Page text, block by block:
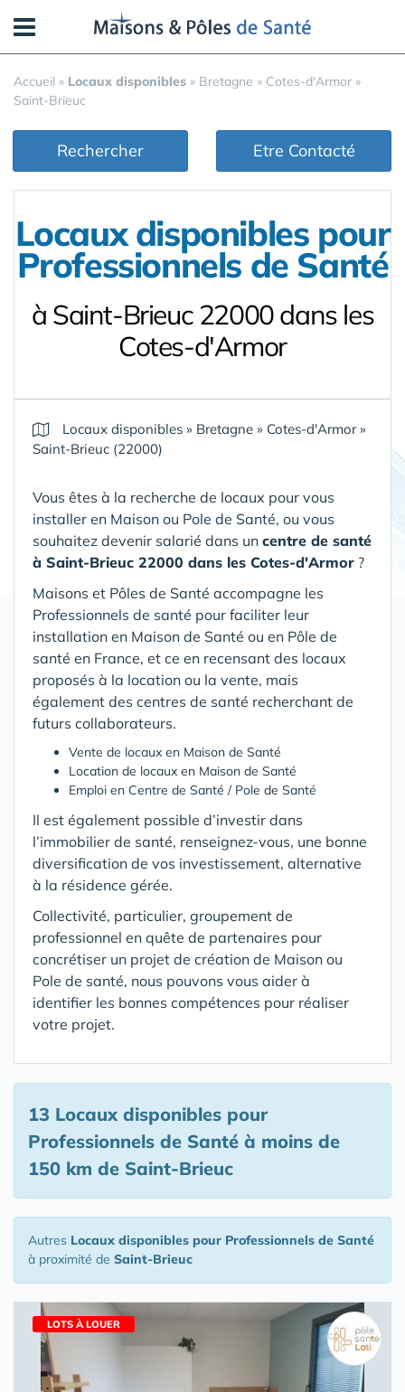
Accueil » Locaux disponibles » Bretagne » Cotes-d'Armor »
Saint-Brieuc
Rechercher Etre Contacté
Locaux disponibles pour
Professionnels de Santé
à Saint-Brieuc 22000 dans les
Cotes-d'Armor
Locaux disponibles » Bretagne » Cotes-d'Armor»
Saint-Brieuc (22000)
Vous êtes à la recherche de locaux pour vous
installer en Maison ou Pole de Santé, ou vous
souhaitez devenir salarié dans un centre de santé
à Saint-Brieuc 22000 dans les Cotes-d'Armor ?
Maisons et Pôles de Santé accompagne les
Professionnels de santé pour faciliter leur
installation en Maison de Santé ou en Pôle de
santé en France, et ce en recensant des locaux
proposés à la location ou la vente, mais
également des centres de santé recherchant de
futurs collaborateurs.
Vente de locaux en Maison de Santé
Location de locaux en Maison de Santé
Emploi en Centre de Santé / Pole de Santé
Il est également possible d’investir dans
l’immobilier de santé, renseignez-vous, une bonne
diversification de vos investissement, alternative
à la résidence gérée.
Collectivité, particulier, groupement de
professionnel en quête de partenaires pour
concrétiser un projet de création de Maison ou
Pole de santé, nous pouvons vous aider à
identifier les bonnes compétences pour réaliser
votre projet.
13 Locaux disponibles pour
Professionnels de Santé à moins de
150 km de Saint-Brieuc
Autres Locaux disponibles pour Professionnels de Santé
à proximité de Saint-Brieuc
LOTS À LOUER
Panneau de gestion des cookies